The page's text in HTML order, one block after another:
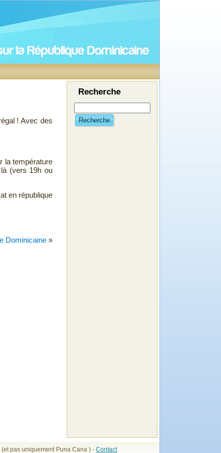
! Avec des
la température
(vers 19h ou
en république
Dominicaine »
Recherche
Recherche
pas uniquement Puna Cana ) - Contact